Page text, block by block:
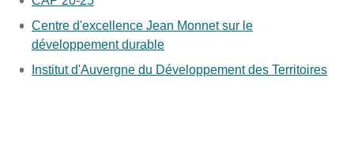
Centre d'excellence Jean Monnet sur le
développement durable
Institut d'Auvergne du Développement des Territoires